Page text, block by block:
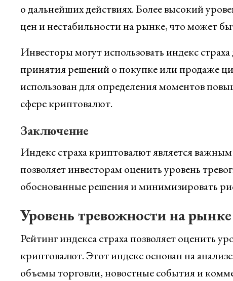
о дальнейших действиях. Более высокий
цен и нестабильности на рынке, что может
Инвесторы могут использовать индекс
принятия решений о покупке или продаже
использован для определения моментов
сфере криптовалют.
Заключение
Индекс страха криптовалют является
позволяет инвесторам оценить уровень
обоснованные решения и минимизировать
Уровень тревожности на рынке
Рейтинг индекса страха позволяет оценить
криптовалют. Этот индекс основан на
объемы торговли, новостные события и